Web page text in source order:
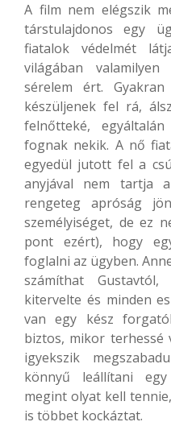
A film nem elégszik
társtulajdonos egy
fiatalok védelmét
világában
sérelem ért. Gyakran
készüljenek fel rá,
felnőtteké,
fognak nekik. A nő
egyedül jutott fel a
anyjával nem tartja
rengeteg apróság
személyiséget, de ez
pont ezért), hogy
foglalni az ügyben.
számíthat
kitervelte és minden
van egy kész
biztos, mikor terhessé
igyekszik
könnyű leállítani
megint olyat kell
is többet kockáztat.